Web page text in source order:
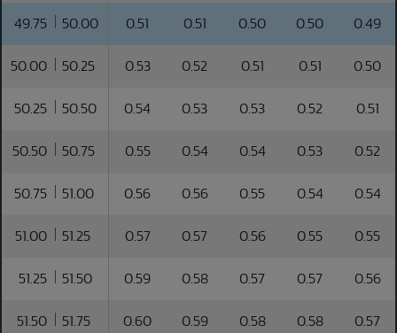
49.75 50.00 0.51 0.51 0.50 0.50 0.49
50.00 50.25 0.53 0.52 0.51 0.51 0.50
50.25 50.50 0.54 0.53 0.53 0.52 0.51
50.50 50.75 0.55 0.54 0.54 0.53 0.52
50.75 51.00 0.56 0.56 0.55 0.54 0.54
51.00 51.25 0.57 0.57 0.56 0.55 0.55
51.25 51.50 0.59 0.58 0.57 0.57 0.56
51.50 51.75 0.60 0.59 0.58 0.58 0.57